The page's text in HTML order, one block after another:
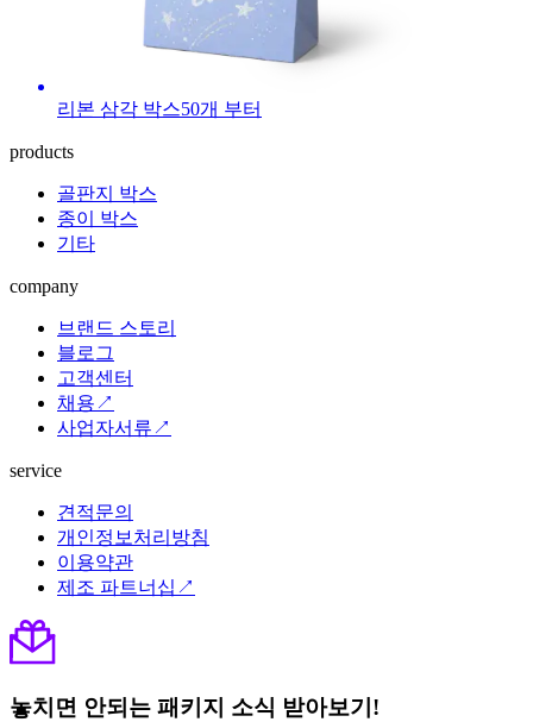
리본 삼각 박스50개 부터
products
골판지 박스
종이 박스
기타
company
브랜드 스토리
블로그
고객센터
채용↗
사업자서류↗
service
견적문의
개인정보처리방침
이용약관
제조 파트너십↗
놓치면 안되는 패키지 소식 받아보기!